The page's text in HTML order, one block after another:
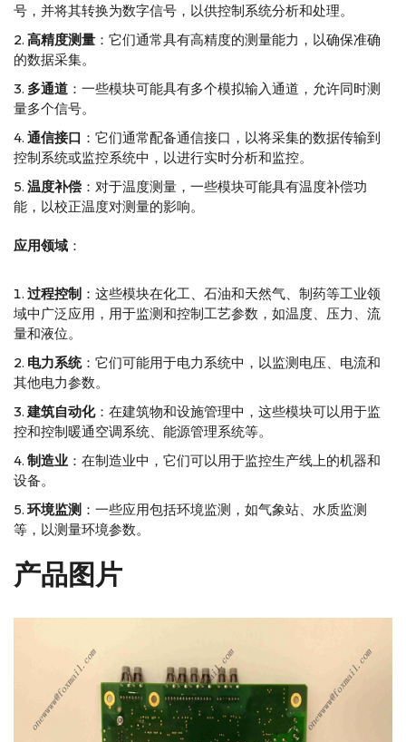
号，并将其转换为数字信号，以供控制系统分析和处理。
高精度测量 ：它们通常具有高精度的测量能力，以确保准确
的数据采集。
多通道 ：一些模块可能具有多个模拟输入通道，允许同时测
量多个信号。
通信接口 ：它们通常配备通信接口，以将采集的数据传输到
控制系统或监控系统中，以进行实时分析和监控。
温度补偿 ：对于温度测量，一些模块可能具有温度补偿功
能，以校正温度对测量的影响。
应用领域 ：
过程控制 ：这些模块在化工、石油和天然气、制药等工业领
域中广泛应用，用于监测和控制工艺参数，如温度、压力、流
量和液位。
电力系统：它们可能用于电力系统中，以监测电压、电流和
其他电力参数。
建筑自动化：在建筑物和设施管理中，这些模块可以用于监
控和控制暖通空调系统、能源管理系统等。
制造业 ：在制造业中，它们可以用于监控生产线上的机器和
设备。
环境监测 ：一些应用包括环境监测，如气象站、水质监测
等，以测量环境参数。
产品图片